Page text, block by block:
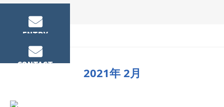
ENTRY
CONTACT
2021年 2月